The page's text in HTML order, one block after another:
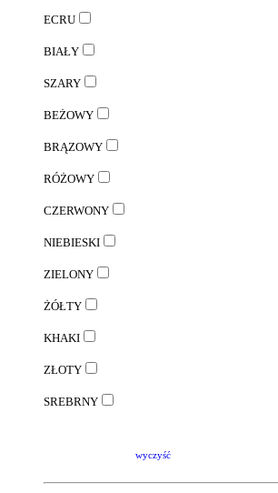
ECRU
BIAŁY
SZARY
BEŻOWY
BRĄZOWY
RÓŻOWY
CZERWONY
NIEBIESKI
ZIELONY
ŻÓŁTY
KHAKI
ZŁOTY
SREBRNY
wyczyść